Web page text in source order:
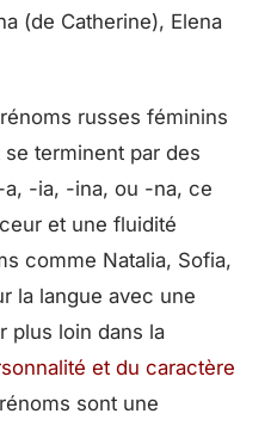
(de Catherine), Elena
russes féminins
terminent par des
-ia, -ina, ou -na, ce
et une fluidité
comme Natalia, Sofia,
la langue avec une
plus loin dans la
et du caractère
sont une